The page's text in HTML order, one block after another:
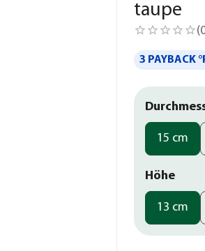
taupe
(
3 PAYBACK
15 cm
Höhe
13 cm